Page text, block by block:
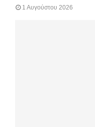
1 Αυγούστου 2026